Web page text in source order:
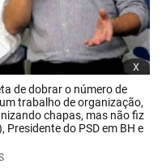
x
de dobrar o número de
trabalho de organização,
chapas, mas não fiz
Presidente do PSD em BH e